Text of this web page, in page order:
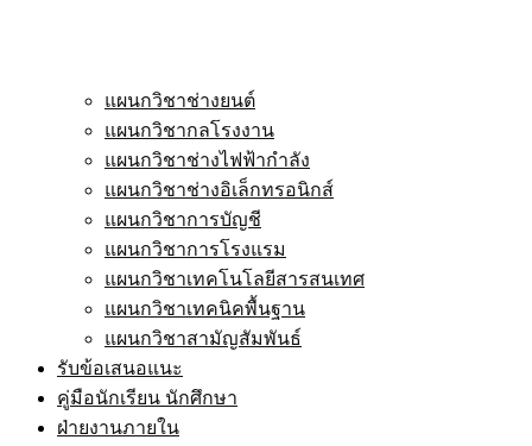
แผนกวิชาช่างยนต์
แผนกวิชากลโรงงาน
แผนกวิชาช่างไฟฟ้ากำลัง
แผนกวิชาช่างอิเล็กทรอนิกส์
แผนกวิชาการบัญชี
แผนกวิชาการโรงแรม
แผนกวิชาเทคโนโลยีสารสนเทศ
แผนกวิชาเทคนิคพื้นฐาน
แผนกวิชาสามัญสัมพันธ์
รับข้อเสนอแนะ
คู่มือนักเรียน นักศึกษา
ฝ่ายงานภายใน